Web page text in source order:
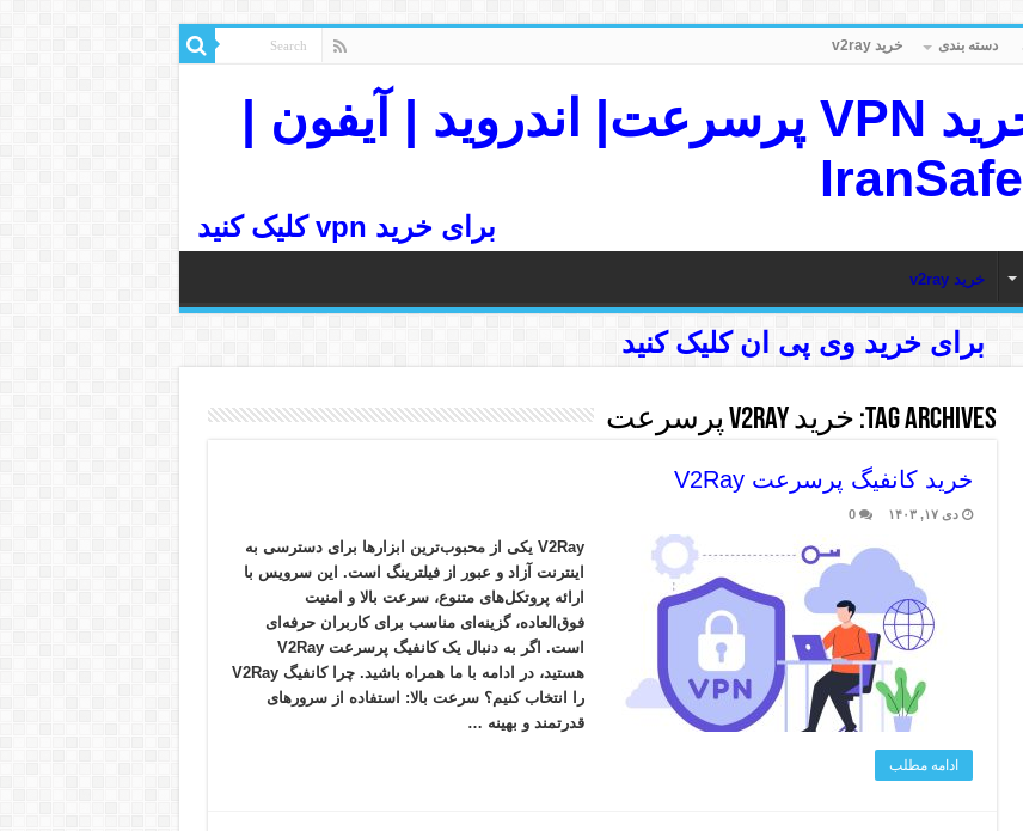
دسته بندی خرید v2ray
IranSafe VPN | خرید VPN پرسرعت| اندروید | آیفون |
برای خرید vpn کلیک کنید
خرید v2ray
برای خرید وی پی ان کلیک کنید
Tag Archives: خرید v2ray پرسرعت
خرید کانفیگ پرسرعت V2Ray
دی ۱۷, ۱۴۰۳ 0
V2Ray یکی از محبوب‌ترین ابزارها برای دسترسی به
اینترنت آزاد و عبور از فیلترینگ است. این سرویس با
ارائه پروتکل‌های متنوع، سرعت بالا و امنیت
فوق‌العاده، گزینه‌ای مناسب برای کاربران حرفه‌ای
است. اگر به دنبال یک کانفیگ پرسرعت V2Ray
هستید، در ادامه با ما همراه باشید. چرا کانفیگ V2Ray
را انتخاب کنیم؟ سرعت بالا: استفاده از سرورهای
قدرتمند و بهینه …
ادامه مطلب